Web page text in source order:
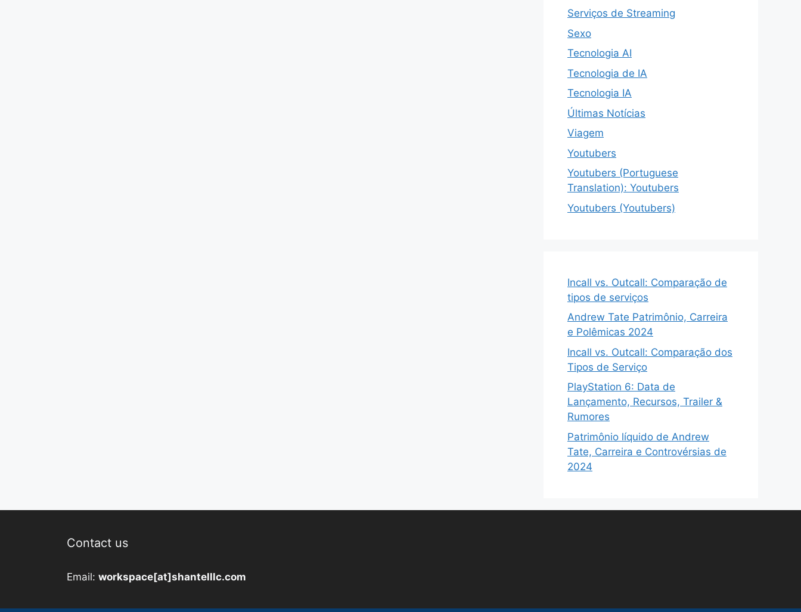
Serviços de Streaming
Sexo
Tecnologia AI
Tecnologia de IA
Tecnologia IA
Últimas Notícias
Viagem
Youtubers
Youtubers (Portuguese
Translation): Youtubers
Youtubers (Youtubers)
Incall vs. Outcall: Comparação de
tipos de serviços
Andrew Tate Patrimônio, Carreira
e Polêmicas 2024
Incall vs. Outcall: Comparação dos
Tipos de Serviço
PlayStation 6: Data de
Lançamento, Recursos, Trailer &
Rumores
Patrimônio líquido de Andrew
Tate, Carreira e Controvérsias de
2024
Contact us
Email: workspace[at]shantelllc.com